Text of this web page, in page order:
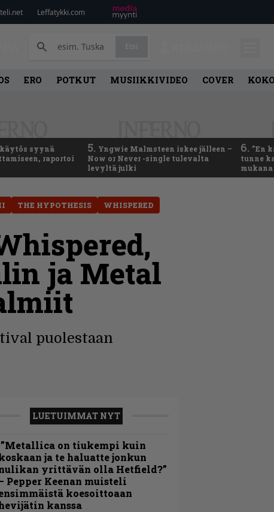
Leffatykki.com
ERO POTKUT MUSIIKKIVIDEO COVER
syynä
raportoi
5. Yngwie Malmsteen iskee jälleen –
Now or Never -single tulevalta
levyltä julki
6. ”En
tunne
THE HYPOTHESIS WHISPERED
ja Metal
puolestaan
LUETUIMMAT NYT
”Metallica on tiukempi kuin
ja te haluatte jonkun
yrittävän olla Hetfield?”
Pepper Keenan muisteli
koesoittoaan
kanssa